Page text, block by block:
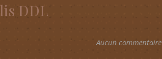
DDL
Aucun commentaire